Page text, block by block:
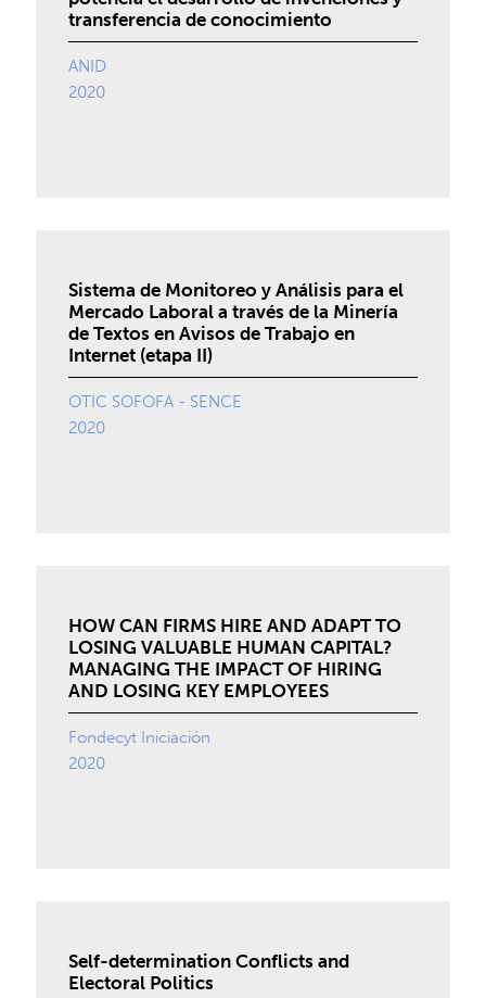
transferencia de conocimiento
ANID
2020
Sistema de Monitoreo y Análisis para el
Mercado Laboral a través de la Minería
de Textos en Avisos de Trabajo en
Internet (etapa II)
OTIC SOFOFA - SENCE
2020
HOW CAN FIRMS HIRE AND ADAPT TO
LOSING VALUABLE HUMAN CAPITAL?
MANAGING THE IMPACT OF HIRING
AND LOSING KEY EMPLOYEES
Fondecyt Iniciación
2020
Self-determination Conflicts and
Electoral Politics